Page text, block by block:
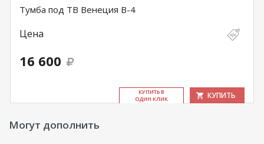
Тумба под ТВ Венеция В-4
Цена
16 600
КУ­ПИТЬ В
ОДИН КЛИК
КУПИТЬ
Могут дополнить